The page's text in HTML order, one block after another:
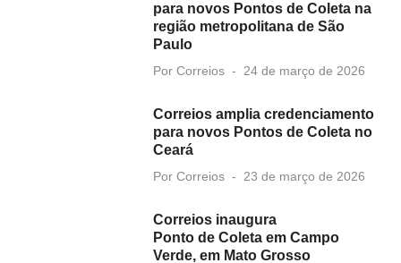
para novos Pontos de Coleta na
região metropolitana de São
Paulo
Por Correios
Posted
24 de março de 2026
Correios amplia credenciamento
para novos Pontos de Coleta no
Ceará
Por Correios
Posted
23 de março de 2026
Correios inaugura
Ponto de Coleta em Campo
Verde, em Mato Grosso